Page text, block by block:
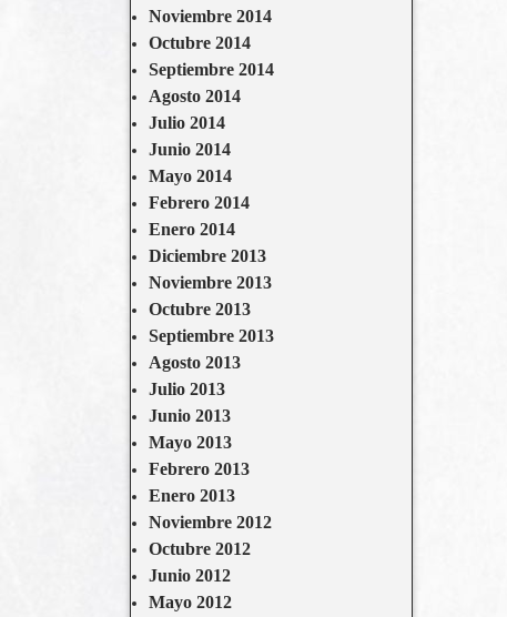
Noviembre 2014
Octubre 2014
Septiembre 2014
Agosto 2014
Julio 2014
Junio 2014
Mayo 2014
Febrero 2014
Enero 2014
Diciembre 2013
Noviembre 2013
Octubre 2013
Septiembre 2013
Agosto 2013
Julio 2013
Junio 2013
Mayo 2013
Febrero 2013
Enero 2013
Noviembre 2012
Octubre 2012
Junio 2012
Mayo 2012